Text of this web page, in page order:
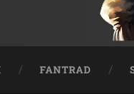
FANTRAD